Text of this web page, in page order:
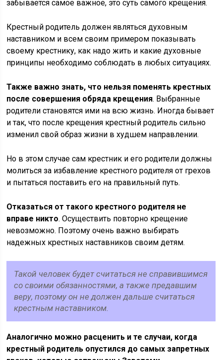
забывается самое важное, это суть самого крещения.
Крестный родитель должен являться духовным
наставником и всем своим примером показывать
своему крестнику, как надо жить и какие духовные
принципы необходимо соблюдать в любых ситуациях.
Также важно знать, что нельзя поменять крестных
после совершения обряда крещения. Выбранные
родители становятся ими на всю жизнь. Иногда бывает
и так, что после крещения крестный родитель сильно
изменил свой образ жизни в худшем направлении.
Но в этом случае сам крестник и его родители должны
молиться за избавление крестного родителя от грехов
и пытаться поставить его на правильный путь.
Отказаться от такого крестного родителя не
вправе никто. Осуществить повторно крещение
невозможно. Поэтому очень важно выбирать
надежных крестных наставников своим детям.
Такой человек будет считаться не справившимся
со своими обязанностями, а также предавшим
веру, поэтому он не должен дальше считаться
крестным наставником.
Аналогично можно расценить и те случаи, когда
крестный родитель опустился до самых запретных